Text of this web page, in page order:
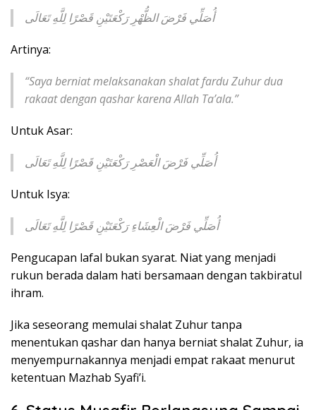
أُصَلِّي فَرْضَ الظُّهْرِ رَكْعَتَيْنِ قَصْرًا لِلَّهِ تَعَالَى
Artinya:
“Saya berniat melaksanakan shalat fardu Zuhur dua
rakaat dengan qashar karena Allah Ta’ala.”
Untuk Asar:
أُصَلِّي فَرْضَ الْعَصْرِ رَكْعَتَيْنِ قَصْرًا لِلَّهِ تَعَالَى
Untuk Isya:
أُصَلِّي فَرْضَ الْعِشَاءِ رَكْعَتَيْنِ قَصْرًا لِلَّهِ تَعَالَى
Pengucapan lafal bukan syarat. Niat yang menjadi
rukun berada dalam hati bersamaan dengan takbiratul
ihram.
Jika seseorang memulai shalat Zuhur tanpa
menentukan qashar dan hanya berniat shalat Zuhur, ia
menyempurnakannya menjadi empat rakaat menurut
ketentuan Mazhab Syafi’i.